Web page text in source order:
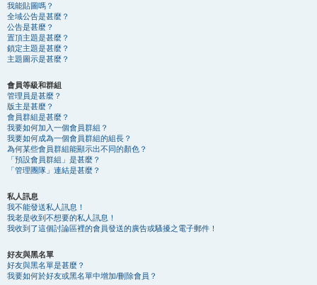
我能貼圖嗎？
全域公告是甚麼？
公告是甚麼？
置頂主題是甚麼？
鎖定主題是甚麼？
主題圖示是甚麼？
會員等級和群組
管理員是甚麼？
版主是甚麼？
會員群組是甚麼？
我要如何加入一個會員群組？
我要如何成為一個會員群組的組長？
為何某些會員群組能顯示出不同的顏色？
「預設會員群組」是甚麼？
「管理團隊」連結是甚麼？
私人訊息
我不能發送私人訊息！
我老是收到不想要的私人訊息！
我收到了這個討論區裡的會員發送的廣告或騷擾之電子郵件！
好友與黑名單
好友與黑名單是甚麼？
我要如何於好友或黑名單中增加/刪除會員？